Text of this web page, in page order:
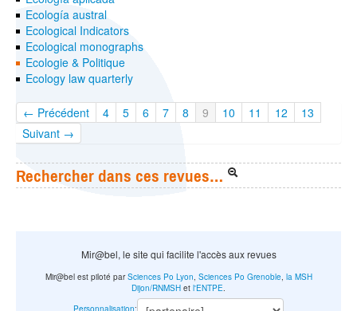
Ecología austral
Ecological Indicators
Ecological monographs
Ecologie & Politique
Ecology law quarterly
← Précédent 4 5 6 7 8 9 10 11 12
13
Suivant →
Rechercher dans ces revues…
Mir@bel, le site qui facilite l'accès aux revues
Mir@bel est piloté parSciences Po Lyon Sciences Po Grenoble, la MSH
Dijon/RNMSH et l'ENTPE